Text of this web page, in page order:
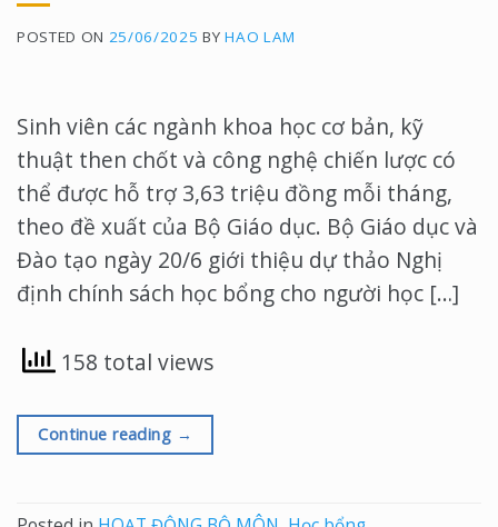
POSTED ON 25/06/2025 BYHAO LAM
Sinh viên các ngành khoa học cơ bản, kỹ
thuật then chốt và công nghệ chiến lược có
thể được hỗ trợ 3,63 triệu đồng mỗi tháng,
theo đề xuất của Bộ Giáo dục. Bộ Giáo dục và
Đào tạo ngày 20/6 giới thiệu dự thảo Nghị
định chính sách học bổng cho người học […]
158 total views
Continue reading →